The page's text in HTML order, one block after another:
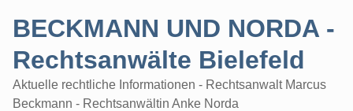
BECKMANN UND NORDA -
Rechtsanwälte Bielefeld
Aktuelle rechtliche Informationen - Rechtsanwalt Marcus
Beckmann - Rechtsanwältin Anke Norda